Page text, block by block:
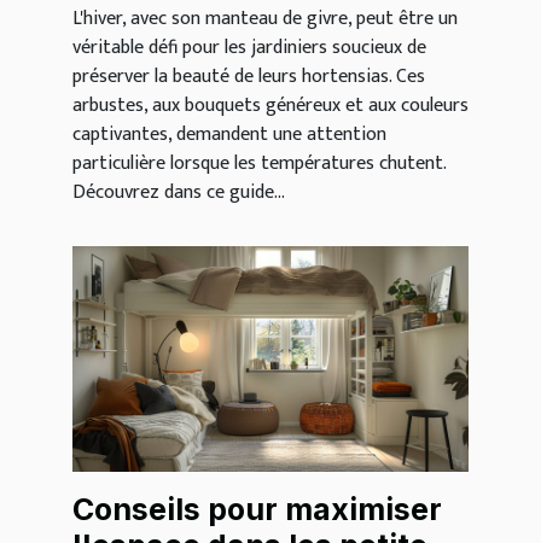
L'hiver, avec son manteau de givre, peut être un
véritable défi pour les jardiniers soucieux de
préserver la beauté de leurs hortensias. Ces
arbustes, aux bouquets généreux et aux couleurs
captivantes, demandent une attention
particulière lorsque les températures chutent.
Découvrez dans ce guide...
Conseils pour maximiser